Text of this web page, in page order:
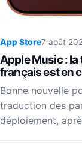
App Store7 août
Apple Music :
français est en
Bonne nouvelle
traduction des
déploiement,